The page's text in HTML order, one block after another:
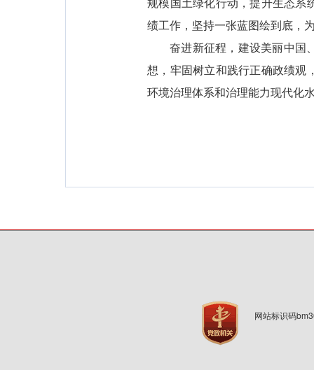
规模国土绿化行动，提升生态系
绩工作，坚持一张蓝图绘到底，
奋进新征程，建设美丽中国
想，牢固树立和践行正确政绩观
环境治理体系和治理能力现代化
网站标识码